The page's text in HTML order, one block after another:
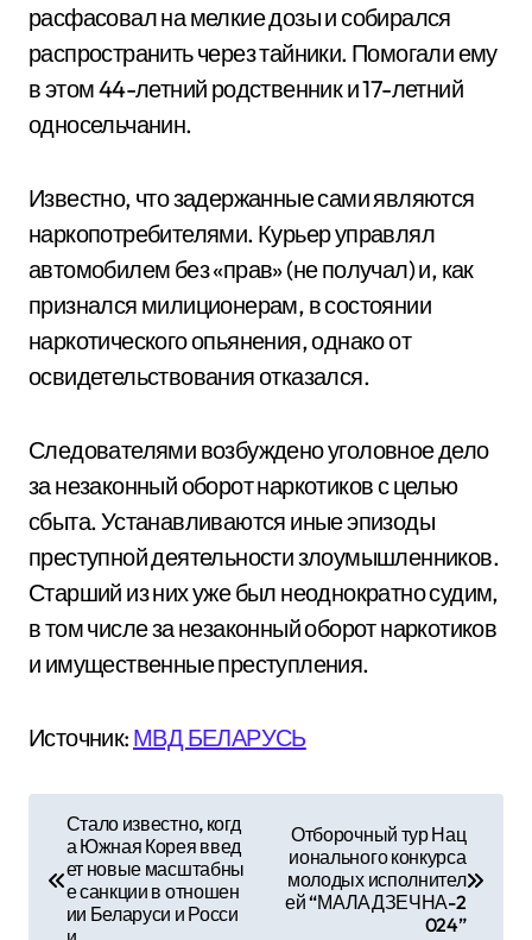
расфасовал на мелкие дозы и собирался
распространить через тайники. Помогали ему
в этом 44-летний родственник и 17-летний
односельчанин.
Известно, что задержанные сами являются
наркопотребителями. Курьер управлял
автомобилем без «прав» (не получал) и, как
признался милиционерам, в состоянии
наркотического опьянения, однако от
освидетельствования отказался.
Следователями возбуждено уголовное дело
за незаконный оборот наркотиков с целью
сбыта. Устанавливаются иные эпизоды
преступной деятельности злоумышленников.
Старший из них уже был неоднократно судим,
в том числе за незаконный оборот наркотиков
и имущественные преступления.
Источник: МВД БЕЛАРУСЬ
Стало известно, когд
а Южная Корея введ
ет новые масштабны
е санкции в отношен
ии Беларуси и Росси
Отборочный тур Нац
ионального конкурса
молодых исполнител
ей “МАЛАДЗЕЧНА-2
024”